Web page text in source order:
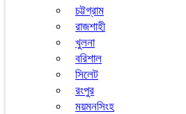
চট্টগ্রাম
রাজশাহী
খুলনা
বরিশাল
সিলেট
রংপুর
ময়মনসিংহ